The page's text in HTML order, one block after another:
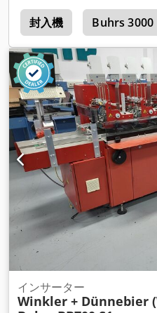
封入機 Buhrs 3000
インサーター
Winkler + Dünnebier